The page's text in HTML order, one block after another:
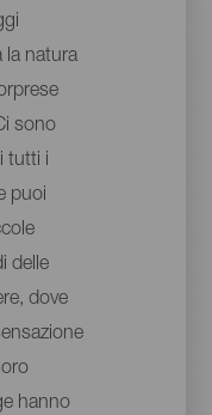
la natura
sono
tutti i
puoi
delle
dove
hanno